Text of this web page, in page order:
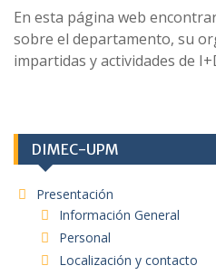
En esta página web
sobre el departamento, su
impartidas y actividades de
DIMEC-UPM
Presentación
Información General
Personal
Localización y contacto